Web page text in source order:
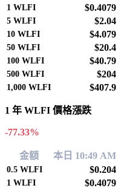
1 WLFI $0.4079
5 WLFI $2.04
10 WLFI $4.079
50 WLFI $20.4
100 WLFI $40.79
500 WLFI $204
1,000 WLFI $407.9
1 年 WLFI 價格漲跌
-77.33%
金額 本日 10:49 AM
0.5 WLFI $0.204
1 WLFI $0.4079